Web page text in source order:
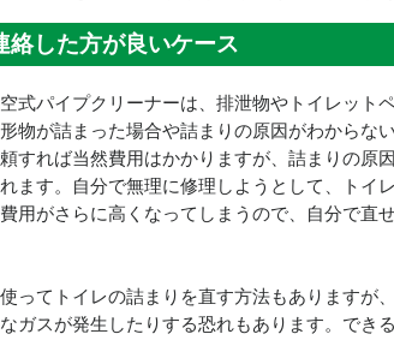
絡した方が良いケース
式パイプクリーナーは、排泄物やトイレット
物が詰まった場合や詰まりの原因がわからな
すれば当然費用はかかりますが、詰まりの原
ます。自分で無理に修理しようとして、トイ
用がさらに高くなってしまうので、自分で直
ってトイレの詰まりを直す方法もありますが
ガスが発生したりする恐れもあります。でき